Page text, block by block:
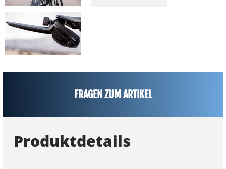
FRAGEN ZUM ARTIKEL
Produktdetails